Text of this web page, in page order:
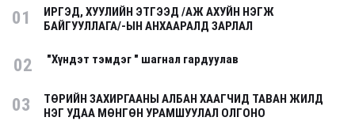
01
ИРГЭД, ХУУЛИЙН ЭТГЭЭД /АЖ АХУЙН НЭГЖ
БАЙГУУЛЛАГА/-ЫН АНХААРАЛД ЗАРЛАЛ
02 "Хүндэт тэмдэг " шагнал гардуулав
03
ТӨРИЙН ЗАХИРГААНЫ АЛБАН ХААГЧИД ТАВАН ЖИЛД
НЭГ УДАА МӨНГӨН УРАМШУУЛАЛ ОЛГОНО